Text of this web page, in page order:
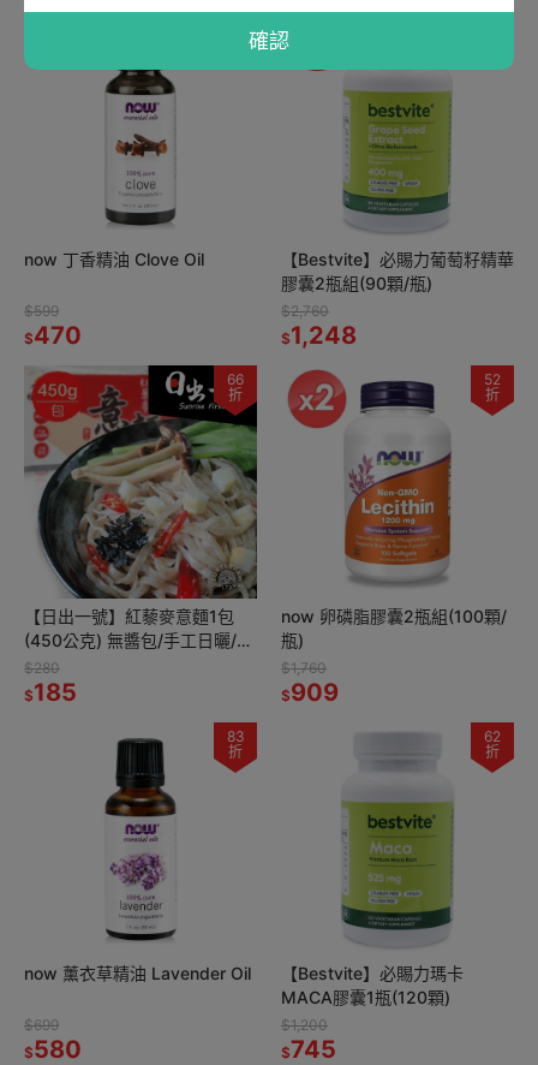
確認
now 丁香精油 Clove Oil
$599
$470
【Bestvite】必賜力葡萄籽精華
膠囊2瓶組(90顆/瓶)
$2,760
$1,248
66
折
【日出一號】紅藜麥意麵1包
(450公克) 無醬包/手工日曬/古
法製作/台灣製造
$280
$185
52
折
now 卵磷脂膠囊2瓶組(100顆/
瓶)
$1,760
$909
83
折
now 薰衣草精油 Lavender Oil
$699
$580
62
折
【Bestvite】必賜力瑪卡
MACA膠囊1瓶(120顆)
$1,200
$745